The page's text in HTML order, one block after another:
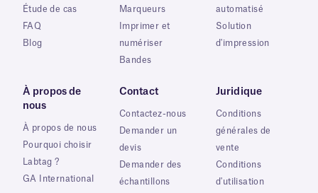
Étude de cas
FAQ
Blog
Marqueurs
Imprimer et
numériser
Bandes
automatisé
Solution
d'impression
À propos de
nous
À propos de nous
Pourquoi choisir
Labtag ?
GA International
Contact
Contactez-nous
Demander un
devis
Demander des
échantillons
Juridique
Conditions
générales de
vente
Conditions
d'utilisation